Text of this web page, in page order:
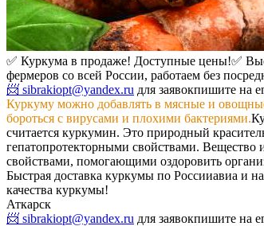
✅ Куркума в продаже! Доступные цены!✅
фермеров со всей России, работаем без
📨 sibrakiopt@yandex.ru для заявокпишите на
Куркуму можно добавлять в мясные и
бороться с вирусами и плохими бактериями.
считается куркумин. Это природный
гепатопротекторными свойствами. Вещество
свойствами, помогающими оздоровить
Быстрая доставка куркумы по Россииавиа и
качества куркумы!
Аткарск
📨 sibrakiopt@yandex.ru для заявокпишите на